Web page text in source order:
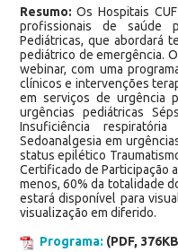
Resumo: Os Hospitais
profissionais de saúde
Pediátricas, que abordará
pediátrico de emergência.
webinar, com uma
clínicos e intervenções
em serviços de urgência
urgências pediátricas
Insuficiência
Sedoanalgesia em
status epilético
Certificado de Participação
menos, 60% da totalidade
estará disponível para
visualização em diferido.
Programa: (PDF,